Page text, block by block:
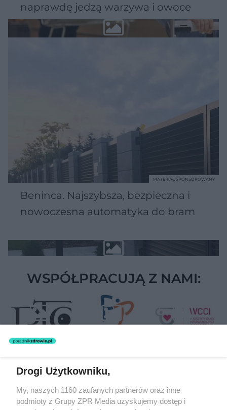
naprawdę jedzą warzywa i owoce
Beninca. Najszybsza, bezpieczna i
nowoczesna automatyka do bram
MATERIAŁ SPONSOROWANY
WSPÓŁPRACUJĄ Z NAMI:
Żaden utwór zamieszczony w serwisie nie może być powielany i
rozpowszechniany lub dalej rozpowszechniany w jakikolwiek sposób
(w tym także elektroniczny lub mechaniczny) na jakimkolwiek polu
Drogi Użytkowniku,
My, naszych 1160 zaufanych partnerów oraz inne
podmioty z Grupy ZPR Media uzyskujemy dostęp i